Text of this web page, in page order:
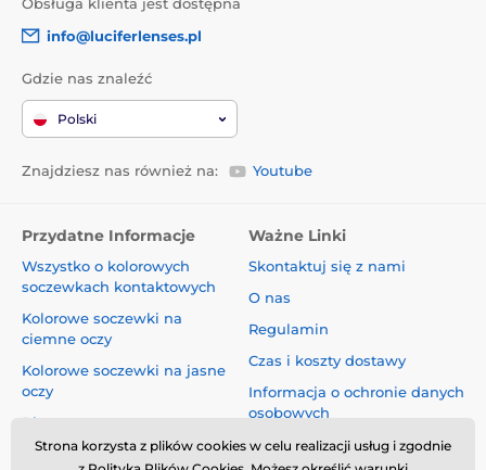
info@luciferlenses.pl
Gdzie nas znaleźć
Polski
Znajdziesz nas również na: Youtube
Przydatne Informacje
Wszystko o kolorowych
soczewkach kontaktowych
Kolorowe soczewki na
ciemne oczy
Kolorowe soczewki na jasne
oczy
Blog
Ważne Linki
Skontaktuj się z nami
O nas
Regulamin
Czas i koszty dostawy
Informacja o ochronie danych
osobowych
Reklamacje i Odstąpienie od
Umowy
Strona korzysta z plików cookies w celu realizacji usług i zgodnie